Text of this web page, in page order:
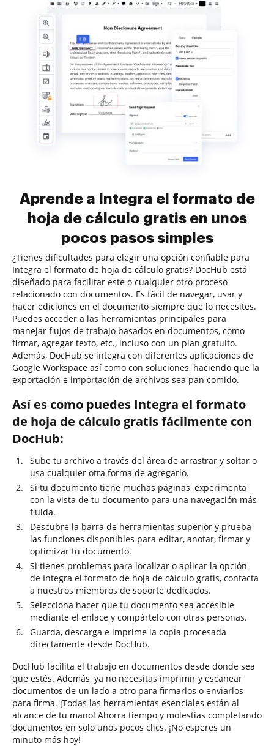
Aprende a Integra el formato de
hoja de cálculo gratis en unos
pocos pasos simples
¿Tienes dificultades para elegir una opción confiable para
Integra el formato de hoja de cálculo gratis? DocHub está
diseñado para facilitar este o cualquier otro proceso
relacionado con documentos. Es fácil de navegar, usar y
hacer ediciones en el documento siempre que lo necesites.
Puedes acceder a las herramientas principales para
manejar flujos de trabajo basados en documentos, como
firmar, agregar texto, etc., incluso con un plan gratuito.
Además, DocHub se integra con diferentes aplicaciones de
Google Workspace así como con soluciones, haciendo que la
exportación e importación de archivos sea pan comido.
Así es como puedes Integra el formato
de hoja de cálculo gratis fácilmente con
DocHub:
Sube tu archivo a través del área de arrastrar y soltar o
usa cualquier otra forma de agregarlo.
Si tu documento tiene muchas páginas, experimenta
con la vista de tu documento para una navegación más
fluida.
Descubre la barra de herramientas superior y prueba
las funciones disponibles para editar, anotar, firmar y
optimizar tu documento.
Si tienes problemas para localizar o aplicar la opción
de Integra el formato de hoja de cálculo gratis, contacta
a nuestros miembros de soporte dedicados.
Selecciona hacer que tu documento sea accesible
mediante el enlace y compártelo con otras personas.
Guarda, descarga e imprime la copia procesada
directamente desde DocHub.
DocHub facilita el trabajo en documentos desde donde sea
que estés. Además, ya no necesitas imprimir y escanear
documentos de un lado a otro para firmarlos o enviarlos
para firma. ¡Todas las herramientas esenciales están al
alcance de tu mano! Ahorra tiempo y molestias completando
documentos en solo unos pocos clics. ¡No esperes un
minuto más hoy!